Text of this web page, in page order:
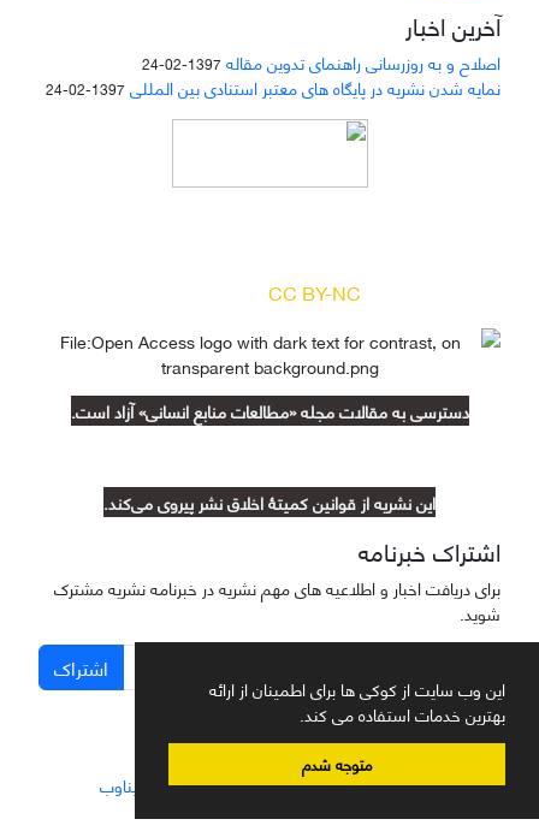
این وب سایت از کوکی ها برای اطمینان از ارائه
بهترین خدمات استفاده می کند.
متوجه شدم
آخرین اخبار
اصلاح و به روزرسانی راهنمای تدوین مقاله 1397-02-24
نمایه شدن نشریه در پایگاه های معتبر استنادی بین المللی 1397-02-24
CC BY-NC
دسترسی به مقالات مجله «مطالعات منابع انسانی» آزاد است.
این نشریه از قوانین کمیتۀ اخلاق نشر پیروی می‌کند.
اشتراک خبرنامه
برای دریافت اخبار و اطلاعیه های مهم نشریه در خبرنامه نشریه مشترک
شوید.
اشتراک
سامانه مدیریت نشریات علمی.طراحی و پیاده سازی از سیناوب